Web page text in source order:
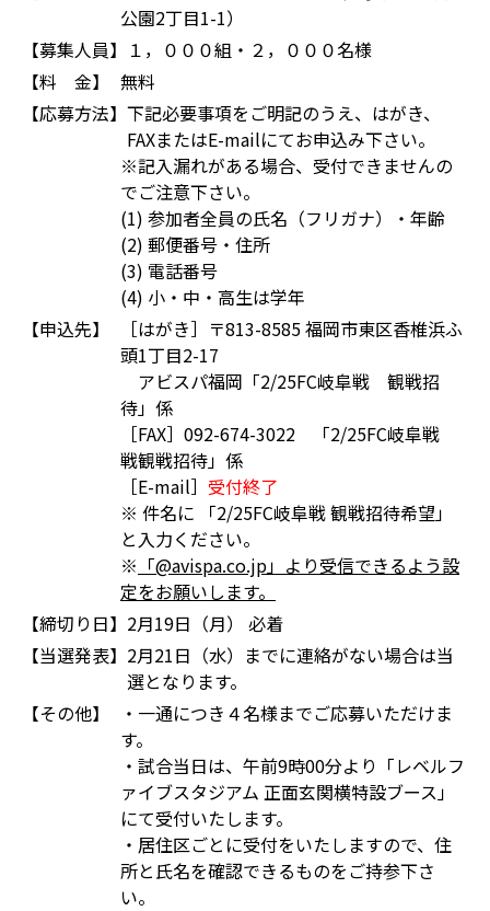
公園2丁目1-1）
【募集人員】 １，０００組・２，０００名様
【料 金】
無料
【応募方法】 下記必要事項をご明記のうえ、はがき、
FAXまたはE-mailにてお申込み下さい。
※記入漏れがある場合、受付できませんの
でご注意下さい。
(1) 参加者全員の氏名（フリガナ）・年齢
(2) 郵便番号・住所
(3) 電話番号
(4) 小・中・高生は学年
【申込先】
［はがき］〒813-8585 福岡市東区香椎浜ふ
頭1丁目2-17
アビスパ福岡「2/25FC岐阜戦 観戦招
待」係
［FAX］092-674-3022 「2/25FC岐阜戦
戦観戦招待」係
［E-mail］ 受付終了
※ 件名に 「2/25FC岐阜戦 観戦招待希望」
と入力ください。
※ 「@avispa.co.jp」より受信できるよう設
定をお願いします。
【締切り日】 2月19日（月） 必着
【当選発表】 2月21日（水）までに連絡がない場合は当
選となります。
【その他】
・一通につき４名様までご応募いただけま
す。
・試合当日は、午前9時00分より「レベルフ
ァイブスタジアム 正面玄関横特設ブース」
にて受付いたします。
・居住区ごとに受付をいたしますので、住
所と氏名を確認できるものをご持参下さ
い。